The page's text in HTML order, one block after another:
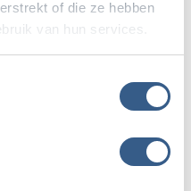
of die ze hebben
van hun services.
Deel op WhatsApp
Kopieer link